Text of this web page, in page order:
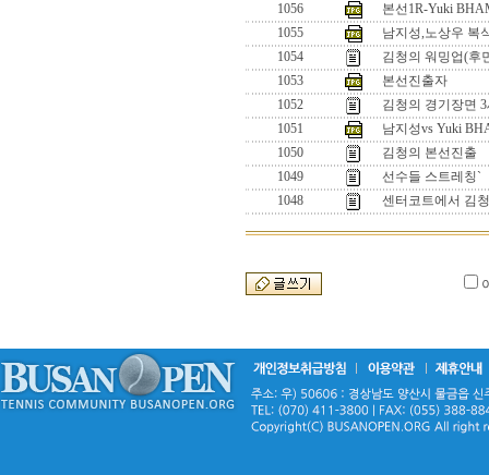
1056
본선1R-Yuki
1055
남지성,노상우 복
1054
김청의 워밍업(후
1053
본선진출자
1052
김청의 경기장면
1051
남지성vs Yuki
1050
김청의 본선진출
1049
선수들 스트레칭`
1048
센터코트에서 김